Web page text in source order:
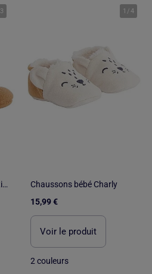
3
Chaussons bébé Constellation
1 /4
Chaussons bébé Charly
15,99 €
Voir le produit
2 couleurs